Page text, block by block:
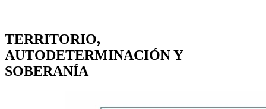
TERRITORIO,
AUTODETERMINACIÓN Y
SOBERANÍA